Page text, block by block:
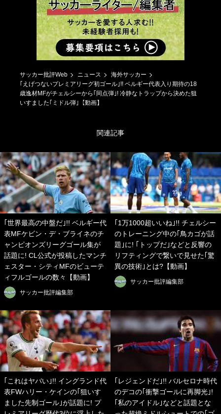
サッカー批評Web ニュース
海外サッカー
｢えげつないプレミアリーグ初ゴール｣!! ベルギー代表入り期待の18
歳逸材MFがチェルシーから｢同点弾｣! 冷静なトラップから決めた狙
いすました｢ミドル弾｣【動画】
関連記事
｢世界最高の中盤だ｣!! ベルギー代
表MFケビン・デ・ブライネのチ
ャンピオンズリーグゴール集が
話題に! CL公式が投稿したマンチ
ェスター・シティMFのビューテ
ィフルゴールの数々【動画】
サッカー批評編集部
｢1万1000超いいね｣!! チェルシー
のトレーニング中の｢鳥カゴが話
題｣に! ｢トップだ｣などと反響の
リフティングで繋いで見せた｢驚
異の技術｣とは?【動画】
サッカー批評編集部
｢これはヤバい｣!! イングランド代
表FWハリー・ケインの｢狙いす
ました先制ゴール｣が話題に! プ
｢レジェンドだ｣!! バルセロナ時代
のデコの｢衝撃ゴールに再脚光｣!
｢私のアイドル｣などと話題とな